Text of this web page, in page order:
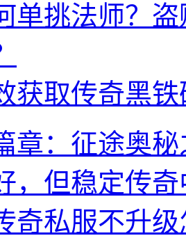
单挑法师？
获取传奇黑
章：征途奥
，但稳定传
奇私服不升